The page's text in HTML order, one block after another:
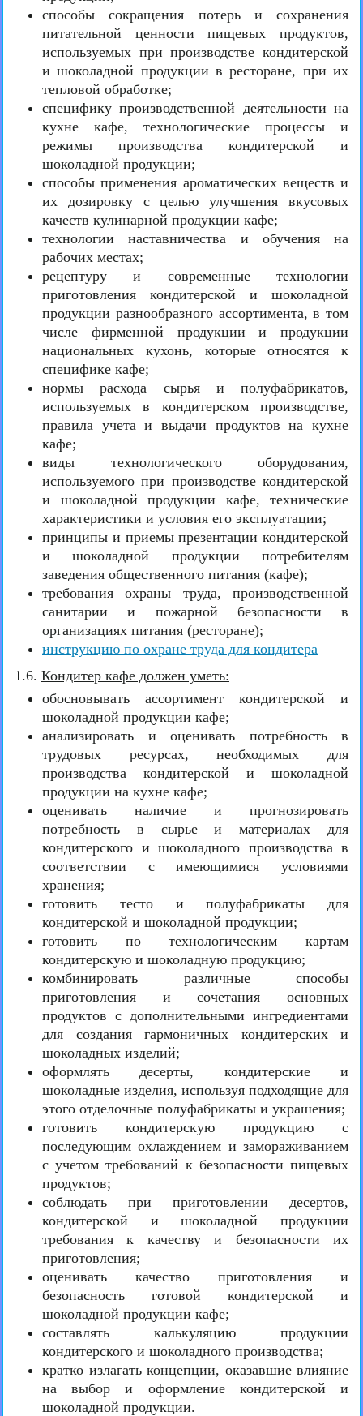
способы сокращения потерь и сохранения
питательной ценности пищевых продуктов,
используемых при производстве кондитерской
и шоколадной продукции в ресторане, при их
тепловой обработке;
специфику производственной деятельности на
кухне кафе, технологические процессы и
режимы производства кондитерской и
шоколадной продукции;
способы применения ароматических веществ и
их дозировку с целью улучшения вкусовых
качеств кулинарной продукции кафе;
технологии наставничества и обучения на
рабочих местах;
рецептуру и современные технологии
приготовления кондитерской и шоколадной
продукции разнообразного ассортимента, в том
числе фирменной продукции и продукции
национальных кухонь, которые относятся к
специфике кафе;
нормы расхода сырья и полуфабрикатов,
используемых в кондитерском производстве,
правила учета и выдачи продуктов на кухне
кафе;
виды технологического оборудования,
используемого при производстве кондитерской
и шоколадной продукции кафе, технические
характеристики и условия его эксплуатации;
принципы и приемы презентации кондитерской
и шоколадной продукции потребителям
заведения общественного питания (кафе);
требования охраны труда, производственной
санитарии и пожарной безопасности в
организациях питания (ресторане);
инструкцию по охране труда для кондитера
1.6. Кондитер кафе должен уметь:
обосновывать ассортимент кондитерской и
шоколадной продукции кафе;
анализировать и оценивать потребность в
трудовых ресурсах, необходимых для
производства кондитерской и шоколадной
продукции на кухне кафе;
оценивать наличие и прогнозировать
потребность в сырье и материалах для
кондитерского и шоколадного производства в
соответствии с имеющимися условиями
хранения;
готовить тесто и полуфабрикаты для
кондитерской и шоколадной продукции;
готовить по технологическим картам
кондитерскую и шоколадную продукцию;
комбинировать различные способы
приготовления и сочетания основных
продуктов с дополнительными ингредиентами
для создания гармоничных кондитерских и
шоколадных изделий;
оформлять десерты, кондитерские и
шоколадные изделия, используя подходящие для
этого отделочные полуфабрикаты и украшения;
готовить кондитерскую продукцию с
последующим охлаждением и замораживанием
с учетом требований к безопасности пищевых
продуктов;
соблюдать при приготовлении десертов,
кондитерской и шоколадной продукции
требования к качеству и безопасности их
приготовления;
оценивать качество приготовления и
безопасность готовой кондитерской и
шоколадной продукции кафе;
составлять калькуляцию продукции
кондитерского и шоколадного производства;
кратко излагать концепции, оказавшие влияние
на выбор и оформление кондитерской и
шоколадной продукции.